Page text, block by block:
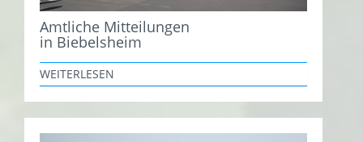
Amtliche Mitteilungen
in Biebelsheim
WEITERLESEN